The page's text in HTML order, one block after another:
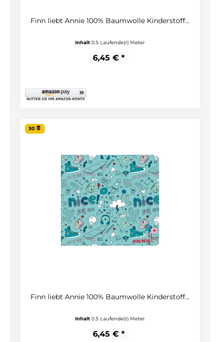
Finn liebt Annie 100% Baumwolle Kinderstoff...
Inhalt 0.5 Laufende(r) Meter
6,45 € *
30
Finn liebt Annie 100% Baumwolle Kinderstoff...
Inhalt 0.5 Laufende(r) Meter
6,45 € *